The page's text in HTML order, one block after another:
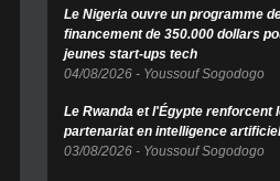
Le Nigeria ouvre un programme
financement de 350.000 dollars
jeunes start-ups tech
04/08/2026 - Youssouf Sogodogo
Le Rwanda et l'Égypte renforcent
partenariat en intelligence
03/08/2026 - Youssouf Sogodogo